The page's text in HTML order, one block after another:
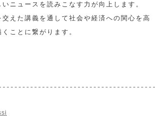
ニュースを読みこなす力が向上します。
えた講義を通して社会や経済への関心を高
ことに繋がります。